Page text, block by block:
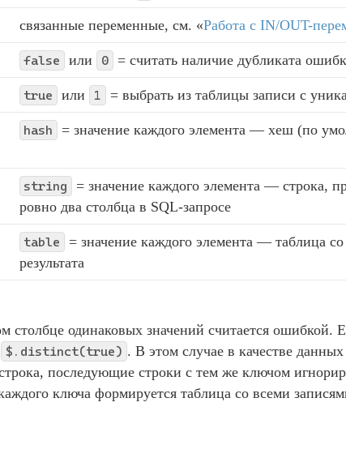
связанные переменные, см. «Работа с IN/OUT-
false или 0 = считать наличие дубликата
true или 1 = выбрать из таблицы записи с
hash = значение каждого элемента — хеш (по
string
= значение каждого элемента — строка,
ровно два столбца в SQL-запросе
table
= значение каждого элемента — таблица
результата
одинаковых значений считается ошибкой.
$.distinct(true) . В этом случае в качестве
строка, последующие строки с тем же ключом
ключа формируется таблица со всеми